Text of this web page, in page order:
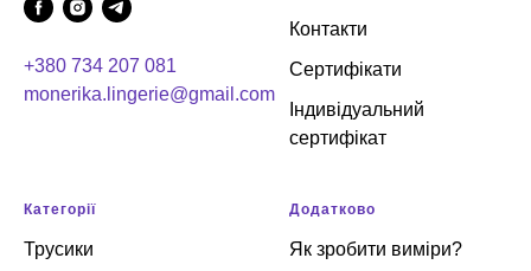
+380 734 207 081
monerika.lingerie@gmail.com
Контакти
Сертифікати
Індивідуальний
сертифікат
Категорії
Трусики
Додатково
Як зробити виміри?